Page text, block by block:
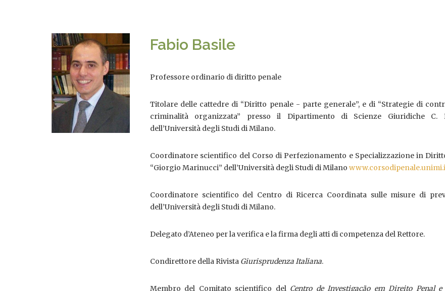
Fabio Basile
Professore ordinario di diritto penale
Titolare delle cattedre di “Diritto penale - parte generale”, e di “Strategie di
criminalità organizzata” presso il Dipartimento di Scienze Giuridiche C.
dell’Università degli Studi di Milano.
Coordinatore scientifico del Corso di Perfezionamento e Specializzazione in
“Giorgio Marinucci” dell’Università degli Studi di Milano
Coordinatore scientifico del Centro di Ricerca Coordinata sulle misure di
dell’Università degli Studi di Milano.
Delegato d’Ateneo per la verifica e la firma degli atti di competenza del Rettore.
Condirettore della Rivista Giurisprudenza Italiana.
Membro del Comitato scientifico del Centro de Investigação em Direito Penal e